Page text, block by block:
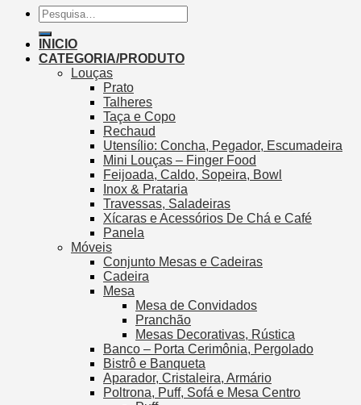
INICIO
CATEGORIA/PRODUTO
Louças
Prato
Talheres
Taça e Copo
Rechaud
Utensílio: Concha, Pegador, Escumadeira
Mini Louças – Finger Food
Feijoada, Caldo, Sopeira, Bowl
Inox & Prataria
Travessas, Saladeiras
Xícaras e Acessórios De Chá e Café
Panela
Móveis
Conjunto Mesas e Cadeiras
Cadeira
Mesa
Mesa de Convidados
Pranchão
Mesas Decorativas, Rústica
Banco – Porta Cerimônia, Pergolado
Bistrô e Banqueta
Aparador, Cristaleira, Armário
Poltrona, Puff, Sofá e Mesa Centro